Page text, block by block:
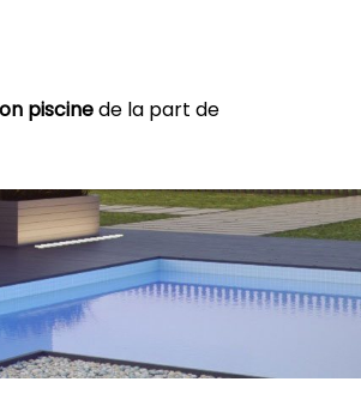
piscinede la part de